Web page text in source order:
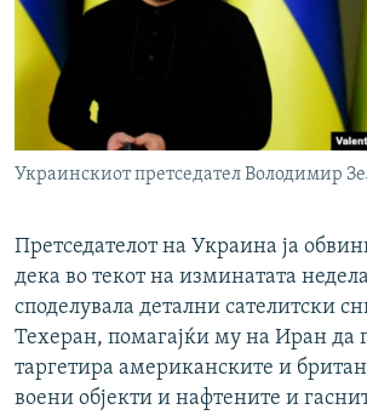
Украинскиот претседател Володимир
Претседателот на Украина ја
дека во текот на изминатата недела
споделувала детални сателитски
Техеран, помагајќи му на Иран да
таргетира американските и
воени објекти и нафтените и